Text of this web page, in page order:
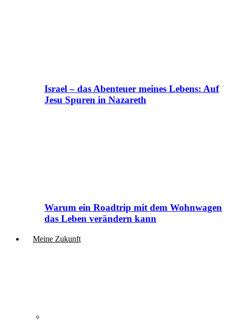
Israel – das Abenteuer meines Lebens: Auf
Jesu Spuren in Nazareth
Warum ein Roadtrip mit dem Wohnwagen
das Leben verändern kann
Meine Zukunft